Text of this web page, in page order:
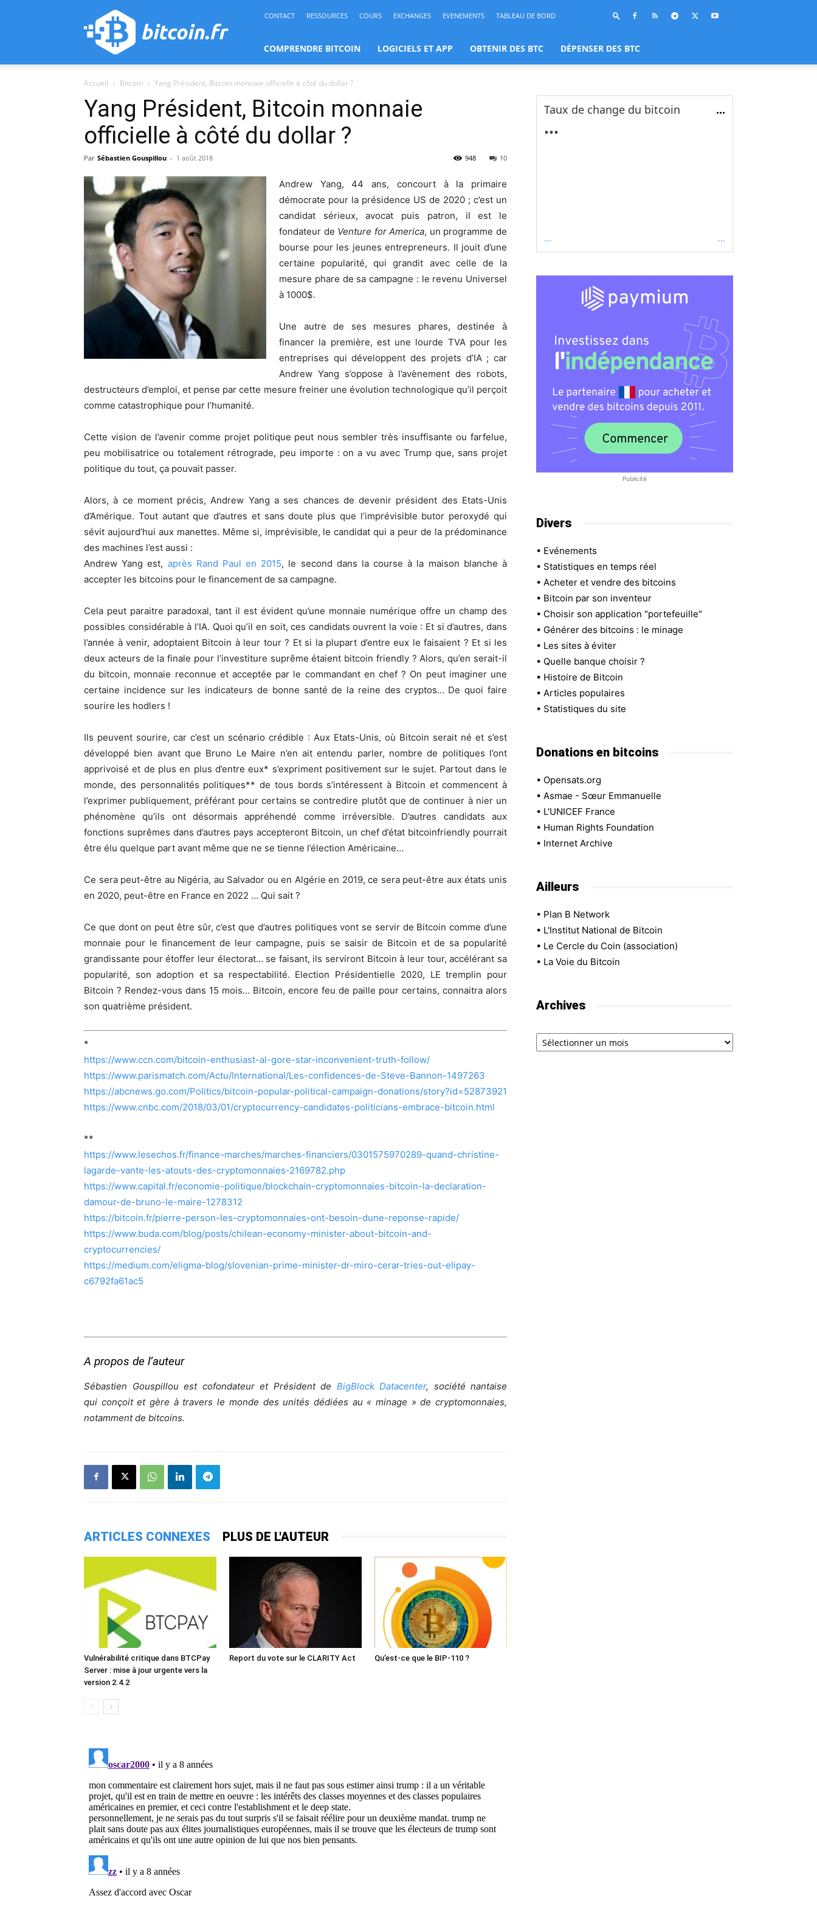
bitcoin.fr
CONTACT RESSOURCES COURS EXCHANGES EVENEMENTS TABLEAU DE BORD
COMPRENDRE BITCOIN LOGICIELS ET APP OBTENIR DES BTC DÉPENSER DES BTC
Accueil Bitcoin Yang Président, Bitcoin monnaie officielle à côté du dollar ?
Yang Président, Bitcoin monnaie
officielle à côté du dollar ?
Par Sébastien Gouspillou - 1 août 2018 10
948
Andrew Yang, 44 ans, concourt à la primaire
démocrate pour la présidence US de 2020 ; c’est un
candidat sérieux, avocat puis patron, il est le
fondateur de Venture for America, un programme de
bourse pour les jeunes entrepreneurs. Il jouit d’une
certaine popularité, qui grandit avec celle de la
mesure phare de sa campagne : le revenu Universel
à 1000$.
Une autre de ses mesures phares, destinée à
financer la première, est une lourde TVA pour les
entreprises qui développent des projets d’IA ; car
Andrew Yang s’oppose à l’avènement des robots,
destructeurs d’emploi, et pense par cette mesure freiner une évolution technologique qu’il perçoit
comme catastrophique pour l’humanité.
Cette vision de l’avenir comme projet politique peut nous sembler très insuffisante ou farfelue,
peu mobilisatrice ou totalement rétrograde, peu importe : on a vu avec Trump que, sans projet
politique du tout, ça pouvait passer.
Alors, à ce moment précis, Andrew Yang a ses chances de devenir président des Etats-Unis
d’Amérique. Tout autant que d’autres et sans doute plus que l’imprévisible butor peroxydé qui
sévit aujourd’hui aux manettes. Même si, imprévisible, le candidat qui a peur de la prédominance
des machines l’est aussi :
Andrew Yang est, après Rand Paul en 2015, le second dans la course à la maison blanche à
accepter les bitcoins pour le financement de sa campagne.
Cela peut paraitre paradoxal, tant il est évident qu’une monnaie numérique offre un champ des
possibles considérable à l’IA. Quoi qu’il en soit, ces candidats ouvrent la voie : Et si d’autres, dans
l’année à venir, adoptaient Bitcoin à leur tour ? Et si la plupart d’entre eux le faisaient ? Et si les
deux acteurs de la finale pour l’investiture suprême étaient bitcoin friendly ? Alors, qu’en serait-il
du bitcoin, monnaie reconnue et acceptée par le commandant en chef ? On peut imaginer une
certaine incidence sur les indicateurs de bonne santé de la reine des cryptos… De quoi faire
sourire les hodlers !
Ils peuvent sourire, car c’est un scénario crédible : Aux Etats-Unis, où Bitcoin serait né et s’est
développé bien avant que Bruno Le Maire n’en ait entendu parler, nombre de politiques l’ont
apprivoisé et de plus en plus d’entre eux* s’expriment positivement sur le sujet. Partout dans le
monde, des personnalités politiques** de tous bords s’intéressent à Bitcoin et commencent à
l’exprimer publiquement, préférant pour certains se contredire plutôt que de continuer à nier un
phénomène qu’ils ont désormais appréhendé comme irréversible. D’autres candidats aux
fonctions suprêmes dans d’autres pays accepteront Bitcoin, un chef d’état bitcoinfriendly pourrait
être élu quelque part avant même que ne se tienne l’élection Américaine…
Ce sera peut-être au Nigéria, au Salvador ou en Algérie en 2019, ce sera peut-être aux états unis
en 2020, peut-être en France en 2022 … Qui sait ?
Ce que dont on peut être sûr, c’est que d’autres politiques vont se servir de Bitcoin comme d’une
monnaie pour le financement de leur campagne, puis se saisir de Bitcoin et de sa popularité
grandissante pour étoffer leur électorat… se faisant, ils serviront Bitcoin à leur tour, accélérant sa
popularité, son adoption et sa respectabilité. Election Présidentielle 2020, LE tremplin pour
Bitcoin ? Rendez-vous dans 15 mois… Bitcoin, encore feu de paille pour certains, connaitra alors
son quatrième président.
*
https://www.ccn.com/bitcoin-enthusiast-al-gore-star-inconvenient-truth-follow/
https://www.parismatch.com/Actu/International/Les-confidences-de-Steve-Bannon-1497263
https://abcnews.go.com/Politics/bitcoin-popular-political-campaign-donations/story?id=52873921
https://www.cnbc.com/2018/03/01/cryptocurrency-candidates-politicians-embrace-bitcoin.html
**
https://www.lesechos.fr/finance-marches/marches-financiers/0301575970289-quand-christine-
lagarde-vante-les-atouts-des-cryptomonnaies-2169782.php
https://www.capital.fr/economie-politique/blockchain-cryptomonnaies-bitcoin-la-declaration-
damour-de-bruno-le-maire-1278312
https://bitcoin.fr/pierre-person-les-cryptomonnaies-ont-besoin-dune-reponse-rapide/
https://www.buda.com/blog/posts/chilean-economy-minister-about-bitcoin-and-
cryptocurrencies/
https://medium.com/eligma-blog/slovenian-prime-minister-dr-miro-cerar-tries-out-elipay-
c6792fa61ac5
A propos de l’auteur
Sébastien Gouspillou est cofondateur et Président de BigBlock Datacenter, société nantaise
qui conçoit et gère à travers le monde des unités dédiées au « minage » de cryptomonnaies,
notamment de bitcoins.
ARTICLES CONNEXES PLUS DE L'AUTEUR
Vulnérabilité critique dans BTCPay
Server : mise à jour urgente vers la
version 2.4.2
Report du vote sur le CLARITY Act Qu’est-ce que le BIP-110 ?
Taux de change du bitcoin ...
...
... ...
Publicité
Divers
• Evénements
• Statistiques en temps réel
• Acheter et vendre des bitcoins
• Bitcoin par son inventeur
• Choisir son application "portefeuille"
• Générer des bitcoins : le minage
• Les sites à éviter
• Quelle banque choisir ?
• Histoire de Bitcoin
• Articles populaires
• Statistiques du site
Donations en bitcoins
• Opensats.org
• Asmae - Sœur Emmanuelle
• L'UNICEF France
• Human Rights Foundation
• Internet Archive
Ailleurs
• Plan B Network
• L'Institut National de Bitcoin
• Le Cercle du Coin (association)
• La Voie du Bitcoin
Archives
Archives